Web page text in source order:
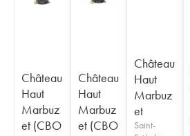
Château
Haut
Marbuz
et (CBO
Château
Haut
Marbuz
et (CBO
Château
Haut
Marbuz
et
Saint-